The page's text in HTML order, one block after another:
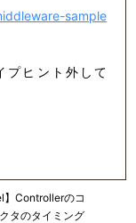
sample
プヒント外して
】Controllerのコ
タのタイミング